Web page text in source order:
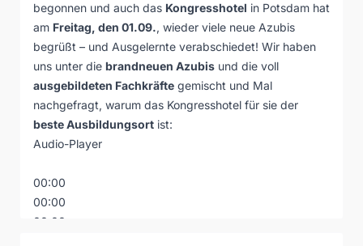
begonnen und auch das Kongresshotel in Potsdam hat
am Freitag, den 01.09., wieder viele neue Azubis
begrüßt – und Ausgelernte verabschiedet! Wir haben
uns unter die brandneuen Azubis und die voll
ausgebildeten Fachkräfte gemischt und Mal
nachgefragt, warum das Kongresshotel für sie der
beste Ausbildungsort ist:
Audio-Player
00:00
00:00
00:00